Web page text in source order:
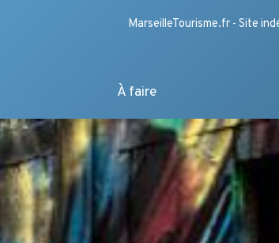
MarseilleTourisme.fr - Site
À faire